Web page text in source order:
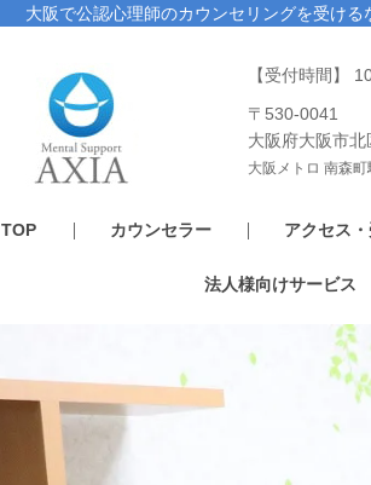
大阪で公認心理師のカウンセリングを受け
【受付時間】
〒530-0041
大阪府大阪市
大阪メトロ 南森
TOP カウンセラー アクセス
法人様向けサービス